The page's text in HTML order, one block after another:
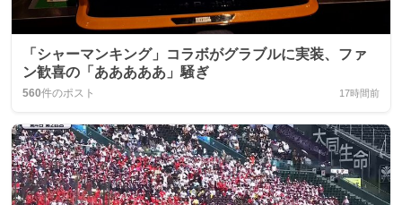
「シャーマンキング」コラボがグラブルに実装、ファ
ン歓喜の「あああああ」騒ぎ
560件のポスト 17時間前